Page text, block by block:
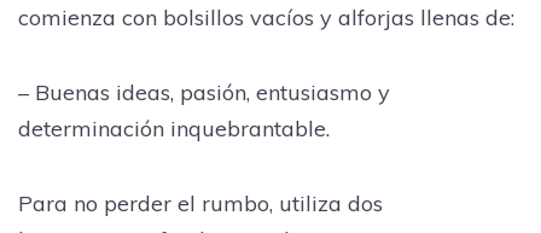
comienza con bolsillos vacíos y alforjas llenas de:
– Buenas ideas, pasión, entusiasmo y
determinación inquebrantable.
Para no perder el rumbo, utiliza dos